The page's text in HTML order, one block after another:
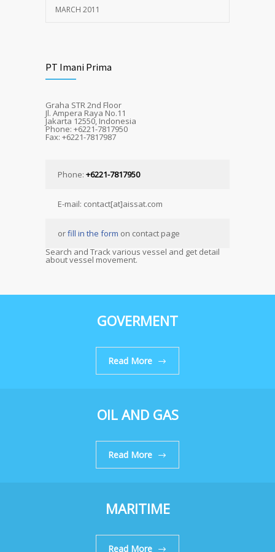
MARCH 2011
PT Imani Prima
Graha STR 2nd Floor
Jl. Ampera Raya No.11
Jakarta 12550, Indonesia
Phone: +6221-7817950
Fax: +6221-7817987
Phone: +6221-7817950
E-mail: contact[at]aissat.com
orfill in the form on contact page
Search and Track various vessel and get detail
about vessel movement.
GOVERMENT
Read More
OIL AND GAS
Read More
MARITIME
Read More